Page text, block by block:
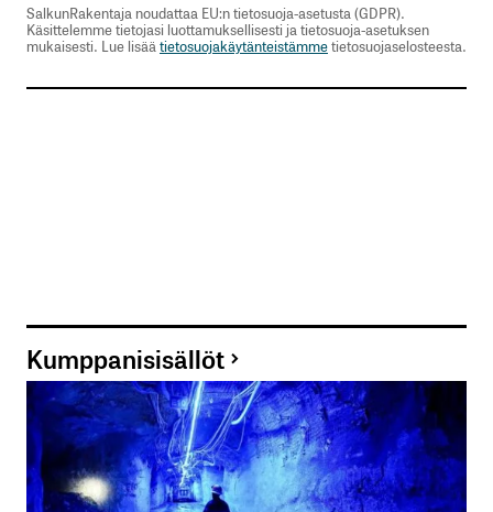
Lähetä kommentti
SalkunRakentaja noudattaa EU:n tietosuoja-asetusta (GDPR).
Käsittelemme tietojasi luottamuksellisesti ja tietosuoja-asetuksen
mukaisesti. Lue lisää tietosuojakäytänteistämmetietosuojaselosteesta.
Kumppanisisällöt